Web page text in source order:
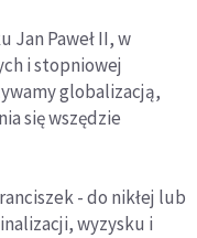
Jan Paweł II, w
i stopniowej
globalizacją,
się wszędzie
- do nikłej lub
wyzysku i